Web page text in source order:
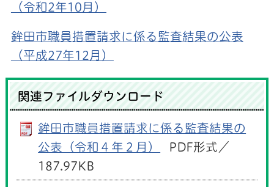
（令和2年10月）
鉾田市職員措置請求に係る監査結果の公表
（平成27年12月）
関連ファイルダウンロード
鉾田市職員措置請求に係る監査結果の
公表（令和４年２月）
PDF形式／
187.97KB